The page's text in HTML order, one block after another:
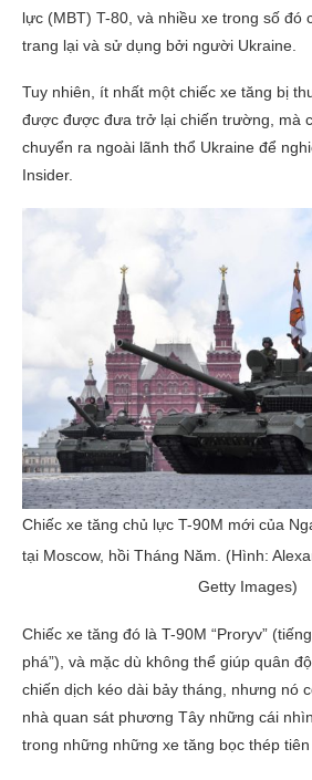
lực (MBT) T-80, và nhiều xe trong số đó
trang lại và sử dụng bởi người Ukraine.
Tuy nhiên, ít nhất một chiếc xe tăng bị
được được đưa trở lại chiến trường, mà
chuyển ra ngoài lãnh thổ Ukraine để
Insider.
Chiếc xe tăng chủ lực T-90M mới của
tại Moscow, hồi Tháng Năm. (Hình:
Getty Images)
Chiếc xe tăng đó là T-90M “Proryv”
phá”), và mặc dù không thể giúp quân
chiến dịch kéo dài bảy tháng, nhưng nó
nhà quan sát phương Tây những cái
trong những những xe tăng bọc thép tiên